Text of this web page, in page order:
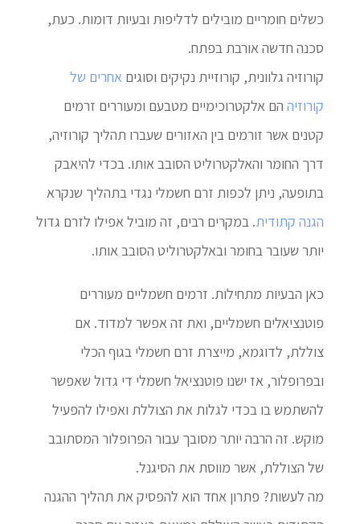
כשלים חומריים מובילים לדליפות ובעיות דומות. כעת,
סכנה חדשה אורבת בפתח.
קורוזיה גלוונית, קורוזיית נקיקים וסוגים אחרים של
קורוזיההם אלקטרוכימיים מטבעם ומעוררים זרמים
קטנים אשר זורמים בין האזורים שעברו תהליך קורוזיה,
דרך החומר והאלקטרוליט הסובב אותו. בכדי להיאבק
בתופעה, ניתן לכפות זרם חשמלי נגדי בתהליך שנקרא
הגנה קתודית. במקרים רבים, זה מוביל אפילו לזרם גדול
יותר שעובר בחומר ובאלקטרוליט הסובב אותו.
כאן הבעיות מתחילות. זרמים חשמליים מעוררים
פוטנציאלים חשמליים, ואת זה אפשר למדוד. אם
צוללת, לדוגמא, מייצרת זרם חשמלי בגוף הכלי
ובפרופלור, אז ישנו פוטנציאל חשמלי די גדול שאפשר
להשתמש בו בכדי לגלות את הצוללת ואפילו להפעיל
מוקש. זה הרבה יותר מסובך עבור הפרופלור המסתובב
של הצוללת, אשר מווסת את הסיגנל.
מה לעשות? פתרון אחד הוא להפסיק את תהליך ההגנה